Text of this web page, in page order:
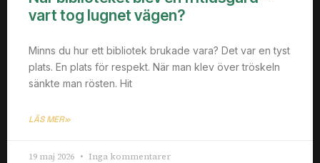
vart tog lugnet vägen?
Minns du hur ett bibliotek brukade vara? Det var en tyst
plats. En plats för respekt. När man klev över tröskeln
sänkte man rösten. Hit
LÄS MER»
19 maj 2026 Inga kommentarer